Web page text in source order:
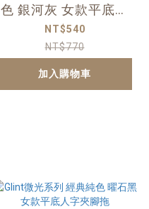
色 銀河灰 女款平底人
字夾腳拖
NT$540
NT$770
加入購物車